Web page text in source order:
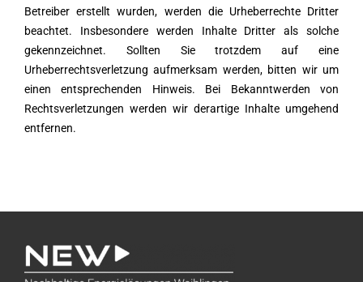
Betreiber erstellt wurden, werden die Urheberrechte Dritter
beachtet. Insbesondere werden Inhalte Dritter als solche
gekennzeichnet. Sollten Sie trotzdem auf eine
Urheberrechtsverletzung aufmerksam werden, bitten wir um
einen entsprechenden Hinweis. Bei Bekanntwerden von
Rechtsverletzungen werden wir derartige Inhalte umgehend
entfernen.